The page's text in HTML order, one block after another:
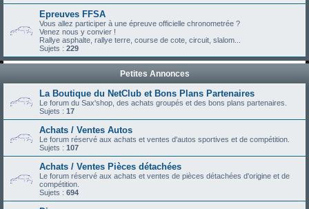
Epreuves FFSA
Vous allez participer à une épreuve officielle chronometrée ?
Venez nous y convier !
Rallye asphalte, rallye terre, course de cote, circuit, slalom...
Sujets : 229
Petites Annonces
La Boutique du NetClub et Bons Plans Partenaires
Le forum du Sax'shop, des achats groupés et des bons plans partenaires.
Sujets : 17
Achats / Ventes Autos
Le forum réservé aux achats et ventes d'autos sportives et de compétition.
Sujets : 107
Achats / Ventes Pièces détachées
Le forum réservé aux achats et ventes de pièces détachées d'origine et de
compétition.
Sujets : 694